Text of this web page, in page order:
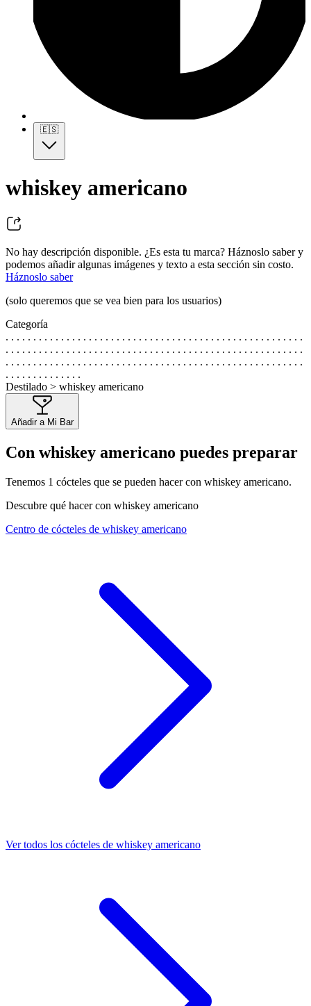
🇪🇸
whiskey americano
No hay descripción disponible. ¿Es esta tu marca? Háznoslo saber y
podemos añadir algunas imágenes y texto a esta sección sin costo.
Háznoslo saber
(solo queremos que se vea bien para los usuarios)
Categoría
. . . . . . . . . . . . . . . . . . . . . . . . . . . . . . . . . . . . . . . . . . . . . . . . . . . . . .
. . . . . . . . . . . . . . . . . . . . . . . . . . . . . . . . . . . . . . . . . . . . . . . . . . . . . .
. . . . . . . . . . . . . . . . . . . . . . . . . . . . . . . . . . . . . . . . . . . . . . . . . . . . . .
. . . . . . . . . . . . . .
Destilado > whiskey americano
Añadir a Mi Bar
Con whiskey americano puedes preparar
Tenemos 1 cócteles que se pueden hacer con whiskey americano.
Descubre qué hacer con whiskey americano
Centro de cócteles de whiskey americano
Ver todos los cócteles de whiskey americano